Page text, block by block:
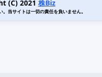
(C) 2021 株Biz
当サイトは一切の責任を負いません。